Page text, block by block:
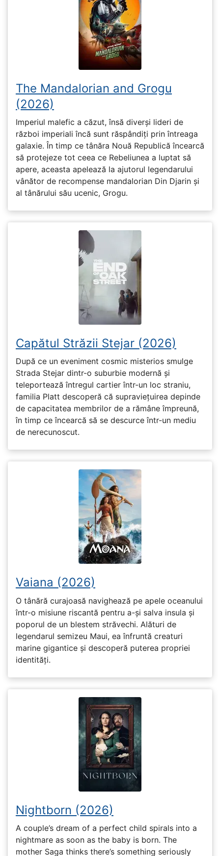
The Mandalorian and Grogu
(2026)
Imperiul malefic a căzut, însă diverși lideri de
război imperiali încă sunt răspândiți prin întreaga
galaxie. În timp ce tânăra Nouă Republică încearcă
să protejeze tot ceea ce Rebeliunea a luptat să
apere, aceasta apelează la ajutorul legendarului
vânător de recompense mandalorian Din Djarin și
al tânărului său ucenic, Grogu.
Capătul Străzii Stejar (2026)
După ce un eveniment cosmic misterios smulge
Strada Stejar dintr-o suburbie modernă și
teleportează întregul cartier într-un loc straniu,
familia Platt descoperă că supraviețuirea depinde
de capacitatea membrilor de a rămâne împreună,
în timp ce încearcă să se descurce într-un mediu
de nerecunoscut.
Vaiana (2026)
O tânără curajoasă navighează pe apele oceanului
într-o misiune riscantă pentru a-și salva insula și
poporul de un blestem străvechi. Alături de
legendarul semizeu Maui, ea înfruntă creaturi
marine gigantice și descoperă puterea propriei
identități.
Nightborn (2026)
A couple’s dream of a perfect child spirals into a
nightmare as soon as the baby is born. The
mother Saga thinks there’s something seriously